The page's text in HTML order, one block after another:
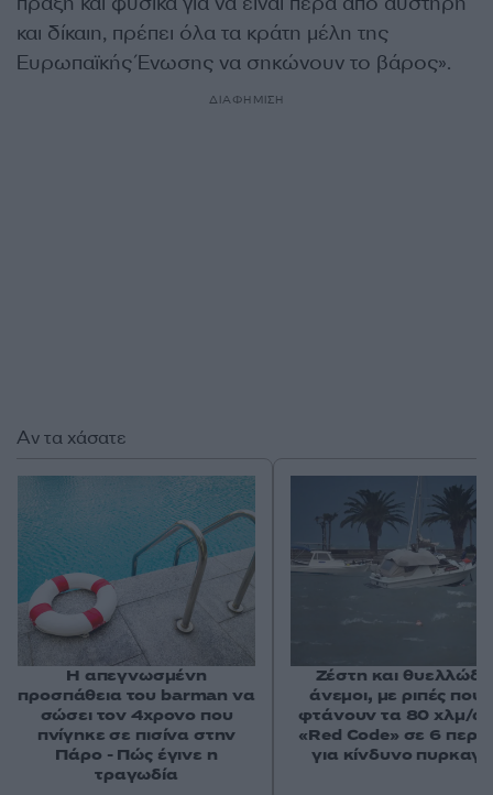
και δίκαιη, πρέπει όλα τα κράτη μέλη της
Ευρωπαϊκής Ένωσης να σηκώνουν το βάρος».
ΔΙΑΦΗΜΙΣΗ
Αν τα χάσατε
Η απεγνωσμένη
προσπάθεια του barman να
σώσει τον 4χρονο που
πνίγηκε σε πισίνα στην
Πάρο - Πώς έγινε η
τραγωδία
Ζέστη και
άνεμοι, με ριπές που
φτάνουν τα 80 χλμ/
«Red Code» σε 6
για κίνδυνο